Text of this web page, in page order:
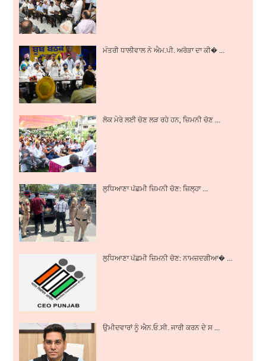
ਮੰਤਰੀ ਧਾਲੀਵਾਲ ਨੇ ਐਮ.ਪੀ. ਅਰੋੜਾ ਦਾ ਕੀ� ...
ਲੋਕ ਮੇਰੇ ਲਈ ਚੋਣ ਲੜ ਰਹੇ ਹਨ, ਜ਼ਿਮਨੀ ਚੋਣ ...
ਲੁਧਿਆਣਾ ਪੱਛਮੀ ਜ਼ਿਮਨੀ ਚੋਣ: ਜ਼ਿਲ੍ਹਾ ...
ਲੁਧਿਆਣਾ ਪੱਛਮੀ ਜ਼ਿਮਨੀ ਚੋਣ: ਨਾਮਜ਼ਦਗੀਆ� ...
ਉਮੀਦਵਾਰਾਂ ਨੂੰ ਐਨ.ਓ.ਸੀ. ਜਾਰੀ ਕਰਨ ਦੇ ਸ ...